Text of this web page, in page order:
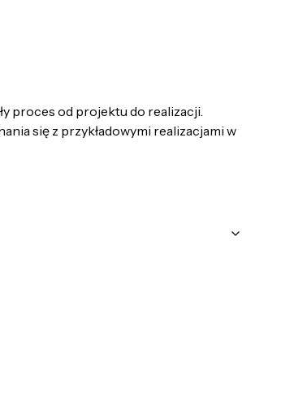
proces od projektu do realizacji.
się z przykładowymi realizacjami w